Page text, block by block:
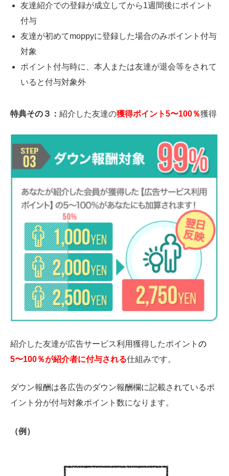
友達紹介での登録が成立してから1週間後にポイント
付与
友達が初めてmoppyに登録した場合のみポイント付与
対象
ポイント付与時に、本人または友達が退会等をされて
いると付与対象外
特典その３： 紹介した友達の獲得ポイント5〜100％獲得
紹介した友達が広告サービス利用獲得したポイント の
5〜100％が紹介者に付与される仕組みです。
ダウン報酬は各広告のダウン報酬欄に記載されているポ
イント分が付与対象ポイント数になります。
（例）